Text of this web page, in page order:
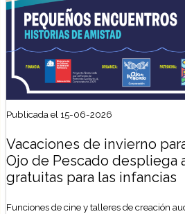
Publicada el 15-06-2026
Vacaciones de invierno
Ojo de Pescado despliega
gratuitas para las infancias
Funciones de cine y talleres de creación